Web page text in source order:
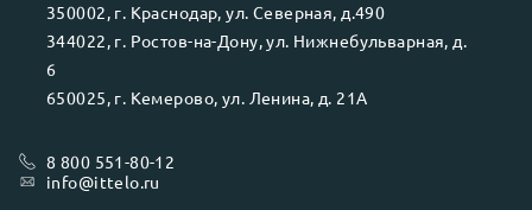
350002, г. Краснодар, ул. Северная, д.490
344022, г. Ростов-на-Дону, ул. Нижнебульварная, д.
6
650025, г. Кемерово, ул. Ленина, д. 21А
8 800 551-80-12
info@ittelo.ru